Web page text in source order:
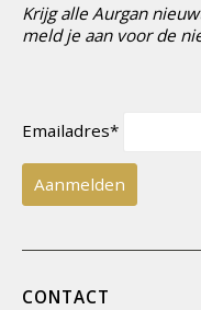
Krijg alle Aurgan
meld je aan voor de
Emailadres*
CONTACT